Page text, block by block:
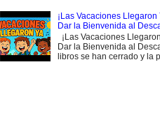
¡Las Vacaciones
Dar la Bienvenida al
¡Las Vacaciones
Dar la Bienvenida al
libros se han cerrado y la